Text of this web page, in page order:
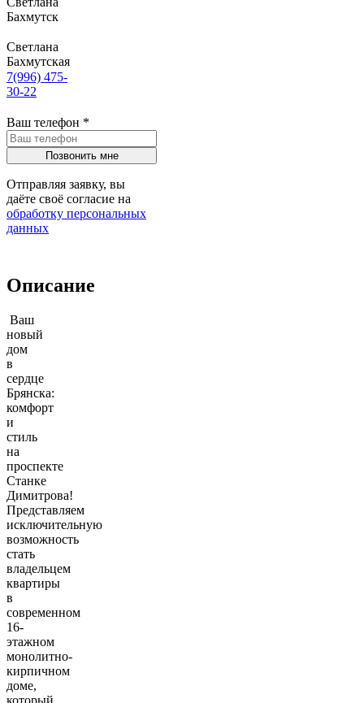
Светлана
Бахмутская
7(996) 475-
30-22
Ваш телефон *
Отправляя заявку, вы
даёте своё согласие на
обработку персональных
данных
Описание
Ваш
новый
дом
в
сердце
Брянска:
комфорт
и
стиль
на
проспекте
Станке
Димитрова!
Представляем
исключительную
возможность
стать
владельцем
квартиры
в
современном
16-
этажном
монолитно-
кирпичном
доме,
который